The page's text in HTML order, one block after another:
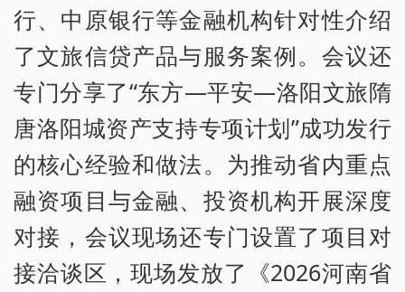
行、中原银行等金融机构针对性介绍
了文旅信贷产品与服务案例。会议还
专门分享了“东方—平安—洛阳文旅隋
唐洛阳城资产支持专项计划”成功发行
的核心经验和做法。为推动省内重点
融资项目与金融、投资机构开展深度
对接，会议现场还专门设置了项目对
接洽谈区，现场发放了《2026河南省